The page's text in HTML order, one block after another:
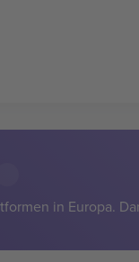
in Europa.